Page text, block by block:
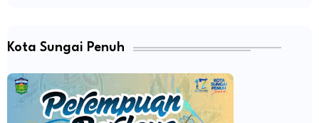
Kota Sungai Penuh